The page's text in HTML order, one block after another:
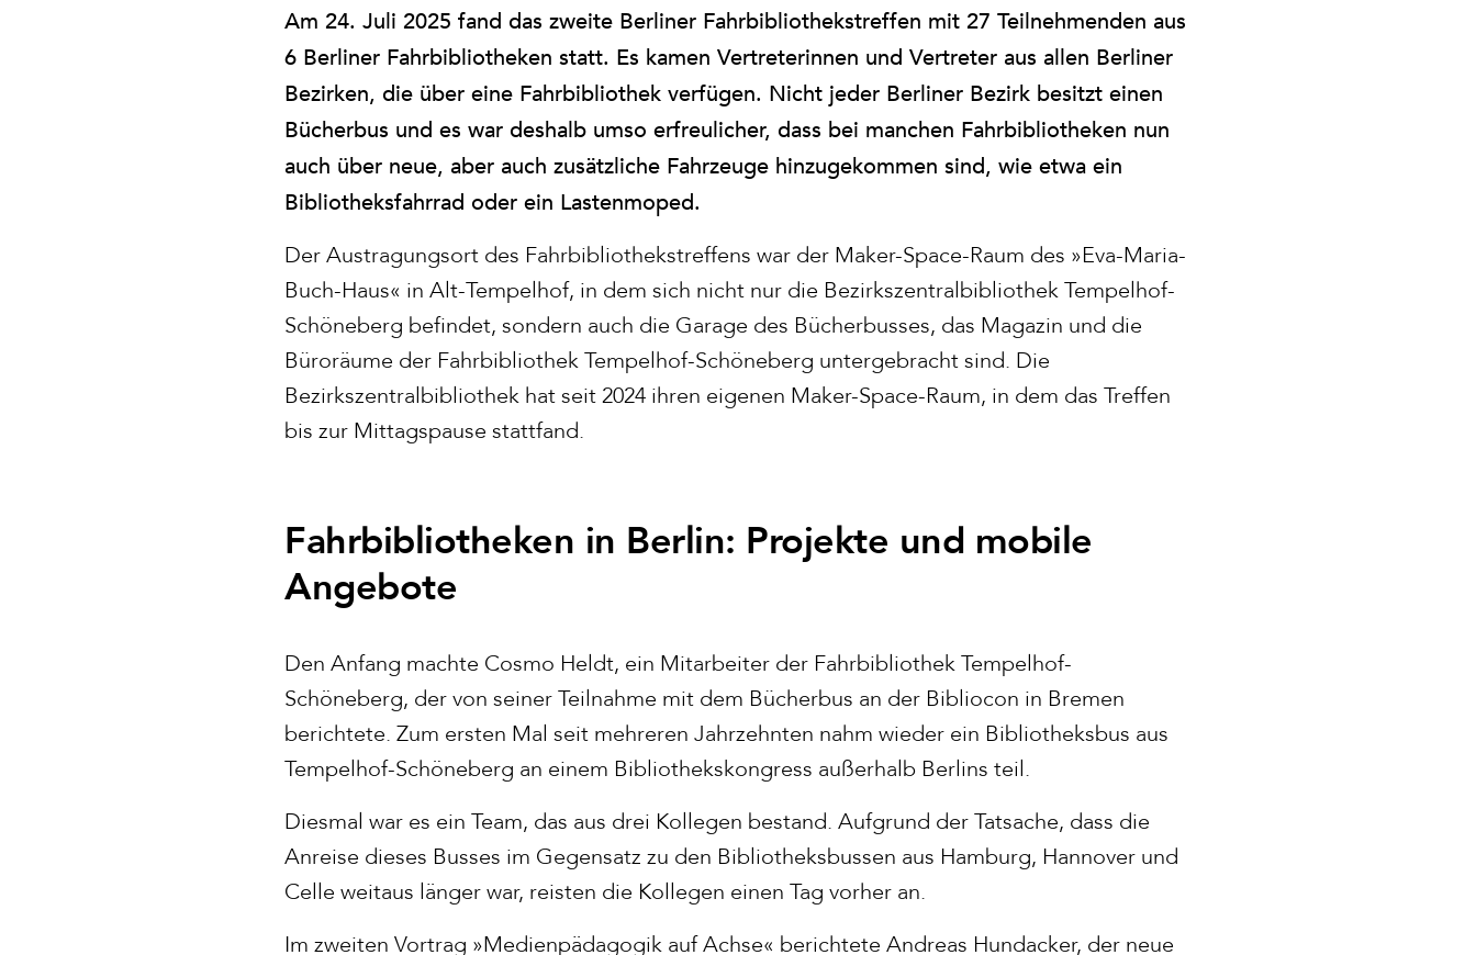
Am 24. Juli 2025 fand das zweite Berliner Fahrbibliothekstreffen mit 27 Teilnehmenden aus
6 Berliner Fahrbibliotheken statt. Es kamen Vertreterinnen und Vertreter aus allen Berliner
Bezirken, die über eine Fahrbibliothek verfügen. Nicht jeder Berliner Bezirk besitzt einen
Bücherbus und es war deshalb umso erfreulicher, dass bei manchen Fahrbibliotheken nun
auch über neue, aber auch zusätzliche Fahrzeuge hinzugekommen sind, wie etwa ein
Bibliotheksfahrrad oder ein Lastenmoped.
Der Austragungsort des Fahrbibliothekstreffens war der Maker-Space-Raum des »Eva-Maria-
Buch-Haus« in Alt-Tempelhof, in dem sich nicht nur die Bezirkszentralbibliothek Tempelhof-
Schöneberg befindet, sondern auch die Garage des Bücherbusses, das Magazin und die
Büroräume der Fahrbibliothek Tempelhof-Schöneberg untergebracht sind. Die
Bezirkszentralbibliothek hat seit 2024 ihren eigenen Maker-Space-Raum, in dem das Treffen
bis zur Mittagspause stattfand.
Fahrbibliotheken in Berlin: Projekte und mobile
Angebote
Den Anfang machte Cosmo Heldt, ein Mitarbeiter der Fahrbibliothek Tempelhof-
Schöneberg, der von seiner Teilnahme mit dem Bücherbus an der Bibliocon in Bremen
berichtete. Zum ersten Mal seit mehreren Jahrzehnten nahm wieder ein Bibliotheksbus aus
Tempelhof-Schöneberg an einem Bibliothekskongress außerhalb Berlins teil.
Diesmal war es ein Team, das aus drei Kollegen bestand. Aufgrund der Tatsache, dass die
Anreise dieses Busses im Gegensatz zu den Bibliotheksbussen aus Hamburg, Hannover und
Celle weitaus länger war, reisten die Kollegen einen Tag vorher an.
Im zweiten Vortrag »Medienpädagogik auf Achse« berichtete Andreas Hundacker, der neue